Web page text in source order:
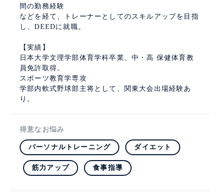
間の勤務経験
などを経て、トレーナーとしてのスキルアップを目指
し、DEEDに就職。
【実績】
日本大学文理学部体育学科卒業、中・高 保健体育教
員免許取得。
スポーツ教育学専攻
学部内軟式野球部主将として、関東大会出場経験あ
り。
得意なお悩み
パーソナルトレーニング ダイエット
筋力アップ 食事指導